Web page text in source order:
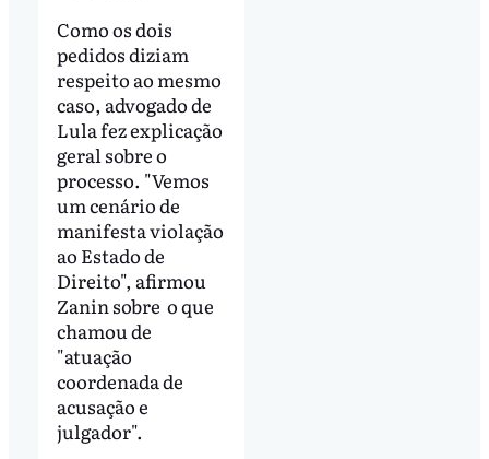
Como os dois
pedidos diziam
respeito ao mesmo
caso, advogado de
Lula fez explicação
geral sobre o
processo. "Vemos
um cenário de
manifesta violação
ao Estado de
Direito", afirmou
Zanin sobre o que
chamou de
"atuação
coordenada de
acusação e
julgador".